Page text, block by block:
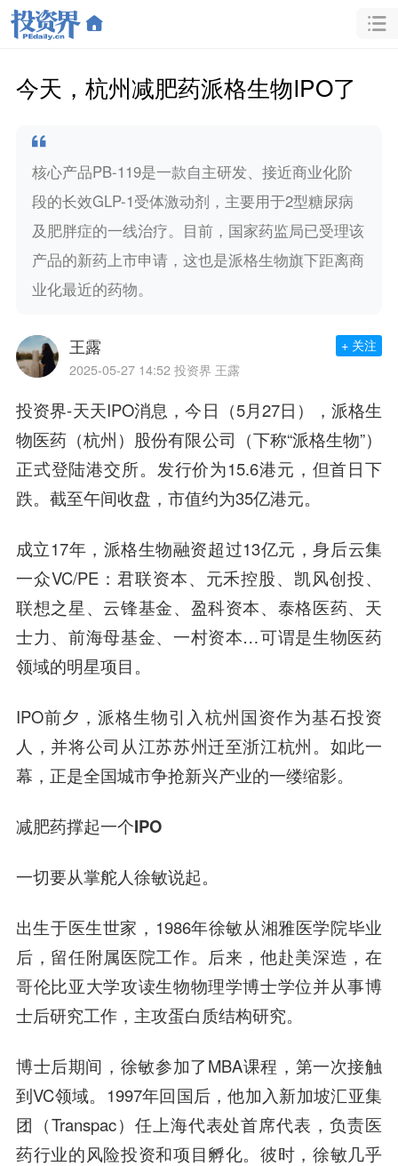
今天，杭州减肥药派格生物IPO了
核心产品PB-119是一款自主研发、接近商业化阶
段的长效GLP-1受体激动剂，主要用于2型糖尿病
及肥胖症的一线治疗。目前，国家药监局已受理该
产品的新药上市申请，这也是派格生物旗下距离商
业化最近的药物。
王露
2025-05-27 14:52 投资界 王露
+ 关注
投资界-天天IPO消息，今日（5月27日），派格生
物医药（杭州）股份有限公司（下称“派格生物”）
正式登陆港交所。发行价为15.6港元，但首日下
跌。截至午间收盘，市值约为35亿港元。
成立17年，派格生物融资超过13亿元，身后云集
一众VC/PE：君联资本、元禾控股、凯风创投、
联想之星、云锋基金、盈科资本、泰格医药、天
士力、前海母基金、一村资本…可谓是生物医药
领域的明星项目。
IPO前夕，派格生物引入杭州国资作为基石投资
人，并将公司从江苏苏州迁至浙江杭州。如此一
幕，正是全国城市争抢新兴产业的一缕缩影。
减肥药撑起一个IPO
一切要从掌舵人徐敏说起。
出生于医生世家，1986年徐敏从湘雅医学院毕业
后，留任附属医院工作。后来，他赴美深造，在
哥伦比亚大学攻读生物物理学博士学位并从事博
士后研究工作，主攻蛋白质结构研究。
博士后期间，徐敏参加了MBA课程，第一次接触
到VC领域。1997年回国后，他加入新加坡汇亚集
团（Transpac）任上海代表处首席代表，负责医
药行业的风险投资和项目孵化。彼时，徐敏几乎